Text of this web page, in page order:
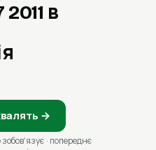
в
→
· попереднє